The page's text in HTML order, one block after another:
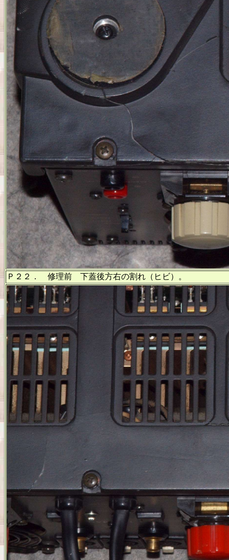
Ｐ２２． 修理前 下蓋後方右の割れ（ヒビ）。